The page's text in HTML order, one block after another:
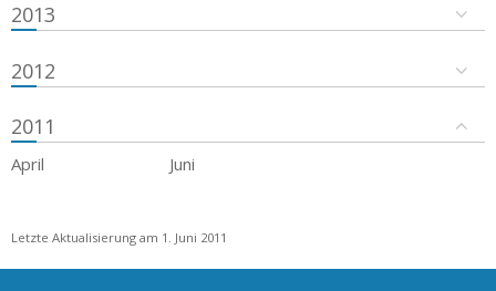
2013
2012
2011
April Juni
Letzte Aktualisierung am 1. Juni 2011